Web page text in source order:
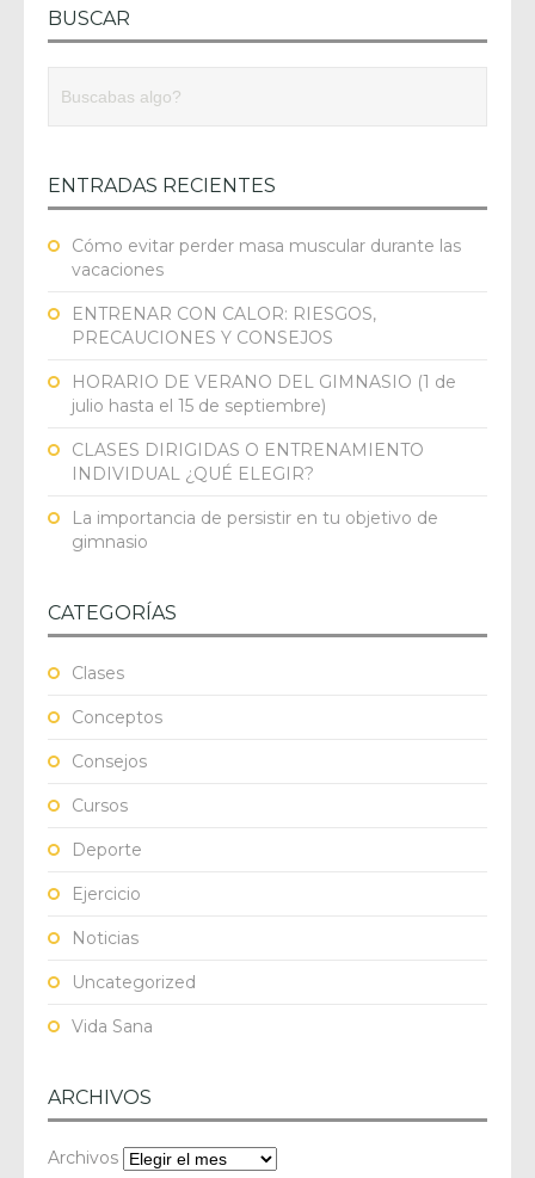
BUSCAR
ENTRADAS RECIENTES
Cómo evitar perder masa muscular durante las
vacaciones
ENTRENAR CON CALOR: RIESGOS,
PRECAUCIONES Y CONSEJOS
HORARIO DE VERANO DEL GIMNASIO (1 de
julio hasta el 15 de septiembre)
CLASES DIRIGIDAS O ENTRENAMIENTO
INDIVIDUAL ¿QUÉ ELEGIR?
La importancia de persistir en tu objetivo de
gimnasio
CATEGORÍAS
Clases
Conceptos
Consejos
Cursos
Deporte
Ejercicio
Noticias
Uncategorized
Vida Sana
ARCHIVOS
Archivos